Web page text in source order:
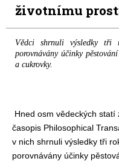
životnímu
Vědci shrnuli výsledky tři
porovnávány účinky
a cukrovky.
Hned osm vědeckých
časopis Philosophical
v nich shrnuli výsledky tři
porovnávány účinky